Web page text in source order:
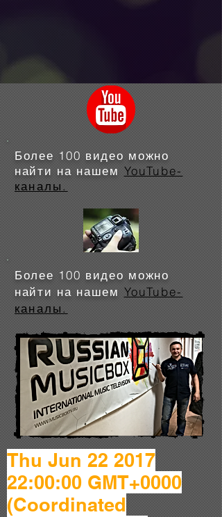
Более 100 видео можно
найти на нашем YouTube-
каналы.
Более 100 видео можно
найти на нашем YouTube-
каналы.
Thu Jun 22 2017
22:00:00 GMT+0000
(Coordinated